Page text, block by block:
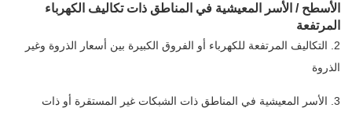
الأسطح / الأسر المعيشية في المناطق ذات تكاليف الكهرباء
المرتفعة
2. التكاليف المرتفعة للكهرباء أو الفروق الكبيرة بين أسعار الذروة وغير
الذروة
3. الأسر المعيشية في المناطق ذات الشبكات غير المستقرة أو ذات